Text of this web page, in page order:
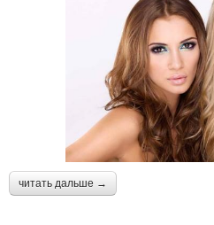
читать дальше →